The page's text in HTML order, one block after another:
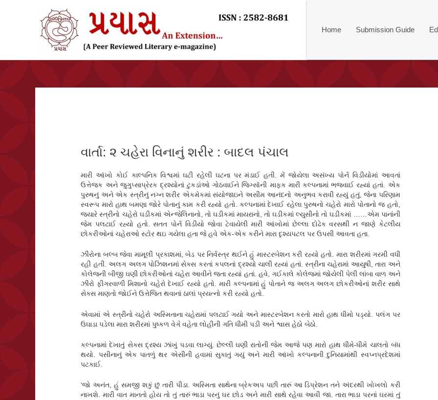
Home Submission Guide
વાર્તા: ૨ ચહેરા વિનાનું શરીર : બાદલ પંચાલ
મારી આંખો કોઈ કાલ્પનિક વિશ્વમાં ઘટી રહેલી ઘટના પર મંડાઈ હતી. મેં જોયેલા અસંખ્ય પોર્ન વિડીયોમાં આવતાં
ઉત્તેજક અને જુગુપ્સાપ્રેરક દ્રશ્યોનાં ટુકડાંઓ ગોઠવાઈને જિગ્સૉની માફક મારી કલ્પનામાં ભજવાઈ રહ્યાં હતાં. એક
પુરુષનું અને એક સ્ત્રીનું નગ્ન શરીર એકમેકમાં સંયોજાઇને અસીમ આનંદનો અનુભવ કરાવી રહ્યું હતું, જેના પરિણામ
સ્વરૂપ મારો હાથ બમણા જોરે પોતાનું કામ કરી રહ્યો હતો. કલ્પનામાં દેખાઈ રહેલા પુરુષનો ચહેરો મારો પોતાનો જ હતો,
જયારે સ્ત્રીનો ચહેરો ઘડીકમાં એન્જેલિનાનો, તો ઘડીકમાં માયરાનો, તો ઘડીકમાં લ્યુસીનો તો ઘડીકમાં ……એમ પાનાંની
જેમ પલટાઈ રહ્યો હતો. સતત પોર્ન વિડીયો જોવા ટેવાયેલી મારી આંખોમાં છેલ્લા દોઢેક વરસથી ન જાણે કેટલીય
છોકરીઓનાં ચહેરાઓ સ્ટોર થઇ ગયેલા હતા જે હવે એક-એક કરીને મારા દૃશ્યપટલ પર ઉપસી આવતા હતા.
ઝીરોના બલ્બ જેવા મામૂલી પ્રકાશમાં, બેડ પર નિર્વસ્ત્ર થઈને હું માસ્ટરબેશન કરી રહ્યો હતો. મારા શરીરમાં ગરમી વધી
રહી હતી. અલગ અલગ પોઝિશનમાં સેક્સ કરતાં કપલનાં દ્રશ્યો ચાલી રહ્યાં હતાં. સ્ત્રીના ચહેરામાં આયુષી, તારા અને
કોલેજની બીજી ઘણી છોકરીઓનાં ચહેરા આવીને જતા રહ્યાં હતાં. હવે, ગઈકાલે કોલેજમાં જોયેલી પેલી લાંબા વાળ અને
ઝીરો ફીગરવાળી મિશાનો ચહેરો દેખાઈ રહ્યો હતો. મારી કલ્પનામાં હું પોતાને જ અલગ અલગ છોકરીઓનાં શરીર સાથે
સેક્સ માણતો જોઈને ઉત્તેજિત થવાનાં ઠાલાં પ્રયત્નો કરી રહ્યો હતો.
એવામાં એ સ્ત્રીનો ચહેરો અસ્મિતાના ચહેરામાં પલટાઈ ગયો અને માસ્ટરબેશન કરતો મારો હાથ ધીમો પડ્યો. પલંગ પર
ઉઘાડા પડેલા મારા શરીરમાં પુષ્કળ વેગે વહેતા લોહીની ગતિ ધીમી પડી અને શ્વાસ હેઠો બેઠો.
કલ્પનામાં દેખાતું સેક્સ દ્રશ્ય ઝાંખું પડવા લાગ્યું. છેલ્લી ઘણી રાતોની જેમ આજે પણ મારો હાથ ધીમે-ધીમે ચાલતો બંધ
થયો. પસીનાનું એક પાતળું થર એસીની હવામાં સુકાતું ગયું અને મારી આંખો કલ્પનાની દુનિયામાંથી સ્વપ્નપ્રદેશમાં
પટકાઈ.
‘જો અનંત, હું સમજી શકું છું તારી પીડા. અસ્મિતા સાથેના બ્રેકઅપ પછી તારું આ ડિપ્રેશન તને અંદરથી ખોખલો કરી
નાખશે. મારી વાત માનતો હોય તો તું તારું ભાડા પરનું ઘર છોડ અને મારી સાથે રહેવા આવી જા. તારા ભાડા પરનાં ઘરમાં તું